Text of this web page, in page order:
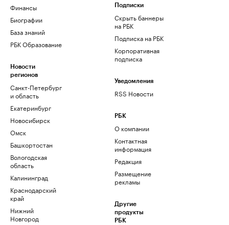
Финансы
Биографии
База знаний
РБК Образование
Новости
регионов
Санкт-Петербург
и область
Екатеринбург
Новосибирск
Омск
Башкортостан
Вологодская
область
Калининград
Краснодарский
край
Нижний
Новгород
Подписки
Скрыть баннеры
на РБК
Подписка на РБК
Корпоративная
подписка
Уведомления
RSS Новости
РБК
О компании
Контактная
информация
Редакция
Размещение
рекламы
Другие
продукты
РБК